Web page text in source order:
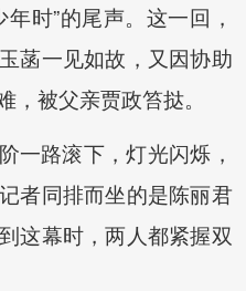
时”的尾声。这一回，
菡一见如故，又因协助
被父亲贾政笞挞。
一路滚下，灯光闪烁，
者同排而坐的是陈丽君
这幕时，两人都紧握双